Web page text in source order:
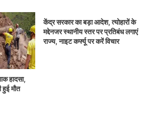
हादसा,
मौत
केंद्र सरकार का बड़ा आदेश, त्योहारों के
मद्देनजर स्थानीय स्तर पर प्रतिबंध लगाएं
राज्य, नाइट कर्फ्यू पर करें विचार